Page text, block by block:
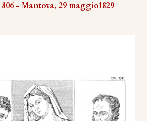
- Mantova, 29 maggio1829